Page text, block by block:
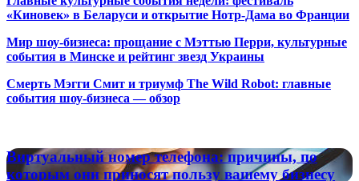
«Киновек» в Беларуси и открытие Нотр-Дама во Франции
Мир шоу-бизнеса: прощание с Мэттью Перри, культурные
события в Минске и рейтинг звезд Украины
Смерть Мэгги Смит и триумф The Wild Robot: главные
события шоу-бизнеса — обзор
Виртуальный
номер
Виртуальный номер телефона: причины, по
которым они приносят пользу вашему бизнесу